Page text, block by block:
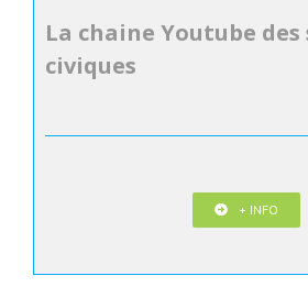
La chaine Youtube des
civiques
+ INFO